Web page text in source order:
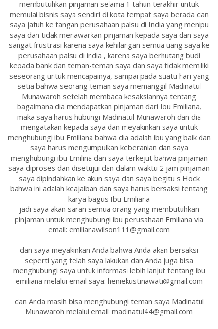
membutuhkan pinjaman selama 1 tahun terakhir untuk
memulai bisnis saya sendiri di kota tempat saya berada dan
saya jatuh ke tangan perusahaan palsu di India yang menipu
saya dan tidak menawarkan pinjaman kepada saya dan saya
sangat frustrasi karena saya kehilangan semua uang saya ke
perusahaan palsu di india , karena saya berhutang budi
kepada bank dan teman-teman saya dan saya tidak memiliki
seseorang untuk mencapainya, sampai pada suatu hari yang
setia bahwa seorang teman saya memanggil Madinatul
Munawaroh setelah membaca kesaksiannya tentang
bagaimana dia mendapatkan pinjaman dari Ibu Emiliana,
maka saya harus hubungi Madinatul Munawaroh dan dia
mengatakan kepada saya dan meyakinkan saya untuk
menghubungi ibu Emiliana bahwa dia adalah ibu yang baik dan
saya harus mengumpulkan keberanian dan saya
menghubungi ibu Emilina dan saya terkejut bahwa pinjaman
saya diproses dan disetujui dan dalam waktu 2 jam pinjaman
saya dipindahkan ke akun saya dan saya begitu s Hock
bahwa ini adalah keajaiban dan saya harus bersaksi tentang
karya bagus Ibu Emiliana
jadi saya akan saran semua orang yang membutuhkan
pinjaman untuk menghubungi ibu perusahaan Emiliana via
email: emilianawilson111@gmail.com
dan saya meyakinkan Anda bahwa Anda akan bersaksi
seperti yang telah saya lakukan dan Anda juga bisa
menghubungi saya untuk informasi lebih lanjut tentang ibu
emiliana melalui email saya: heniekustinawati@gmail.com
dan Anda masih bisa menghubungi teman saya Madinatul
Munawaroh melalui email: madinatul44@gmail.com